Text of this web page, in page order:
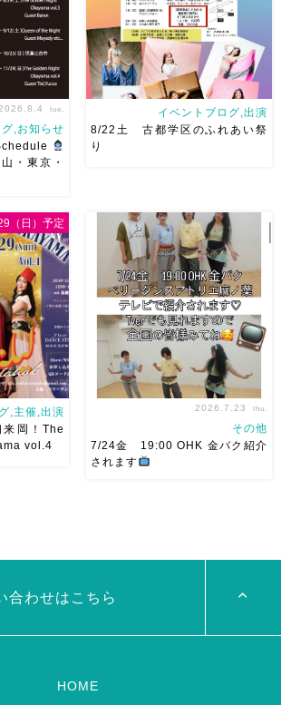
で、安心♡駅からもバスで天満
屋バスス […]
きますよ
セージく
います
) […]
tue.
,お知らせ
・東京・
りにて踊らせていただきます♡
太鼓も叩くよー！私たちは
18:40頃から出演です屋台も出
てとても楽しいお祭りになりそ
う
私たちも踊った後は祭り
を楽しみます
遊びにいら
[…]
イベントブログ,出演
8/22土 古都学区のふれあい祭
り
す
【
,主催,出演
岡！The
vol.4
（日）予定
見れますので全国の皆様みてね
2026.7.23 thu.
その他
7/24金 19:00 OHK 金バク紹介
されます
合わせはこちら
HOME